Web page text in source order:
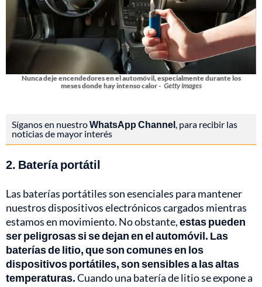
Nunca deje encendedores en el automóvil, especialmente durante los
meses donde hay intenso calor - Getty Images
Síganos en nuestroWhatsApp Channel, para recibir las
noticias de mayor interés
2. Batería portátil
Las baterías portátiles son esenciales para mantener
nuestros dispositivos electrónicos cargados mientras
estamos en movimiento. No obstante,estas pueden
ser peligrosas si se dejan en el automóvil. Las
baterías de litio, que son comunes en los
dispositivos portátiles, son sensibles a las altas
temperaturas.Cuando una batería de litio se expone a